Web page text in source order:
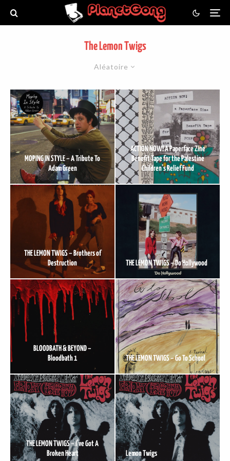
The Lemon Twigs
Aléatoire
MOPING IN STYLE – A Tribute To
Adam Green
ACTION NOW! A Paperface Zine
Benefit Tape for the Palestine
Children’s Relief Fund
THE LEMON TWIGS – Brothers of
Destruction
THE LEMON TWIGS – Do Hollywood
BLOODBATH & BEYOND –
Bloodbath 1
THE LEMON TWIGS – Go To School
THE LEMON TWIGS – I’ve Got A
Broken Heart
Lemon Twigs